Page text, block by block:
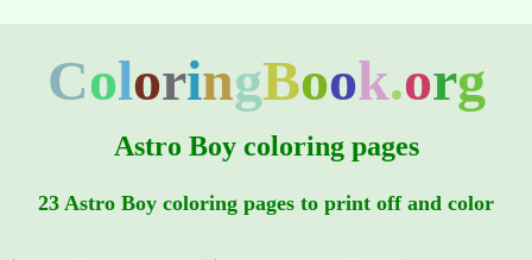
ColoringBook.org
Astro Boy coloring pages
23 Astro Boy coloring pages to print off and color